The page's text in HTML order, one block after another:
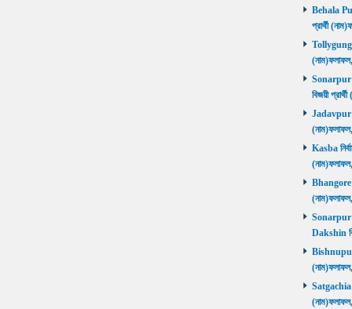
Behala
প্রার্থী
Tollygunge
Sonarpur
বিজয়ী
Jadavpur
Kasba
Bhangore
Sonarpur
Dakshin
Bishnupur
Satgachia